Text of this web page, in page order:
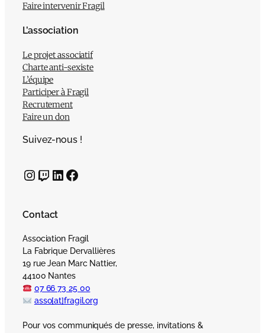
Faire intervenir Fragil
L’association
Le projet associatif
Charte anti-sexiste
L’équipe
Participer à Fragil
Recrutement
Faire un don
Suivez-nous !
InstagramTwitch LinkedIn Facebook
Contact
Association Fragil
La Fabrique Dervallières
19 rue Jean Marc Nattier,
44100 Nantes
07 66 73 25 00
asso[at]fragil.org
Pour vos communiqués de presse, invitations &